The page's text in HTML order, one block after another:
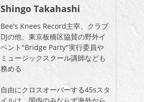
Shingo Takahashi
Bee's Knees Record主宰、クラブ
DJの他、東京板橋区協賛の野外イ
ベント"Bridge Party"実行委員や
ミュージックスクール講師なども
務める
自由にクロスオーバーする45sスタ